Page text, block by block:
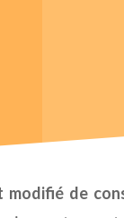
modifié de